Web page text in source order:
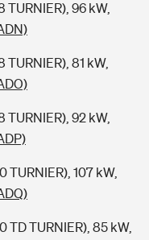
TURNIER), 96 kW,
TURNIER), 81 kW,
TURNIER), 92 kW,
TURNIER), 107 kW,
TD TURNIER), 85 kW,